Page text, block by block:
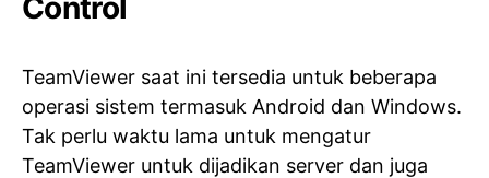
Control
TeamViewer saat ini tersedia untuk beberapa
operasi sistem termasuk Android dan Windows.
Tak perlu waktu lama untuk mengatur
TeamViewer untuk dijadikan server dan juga